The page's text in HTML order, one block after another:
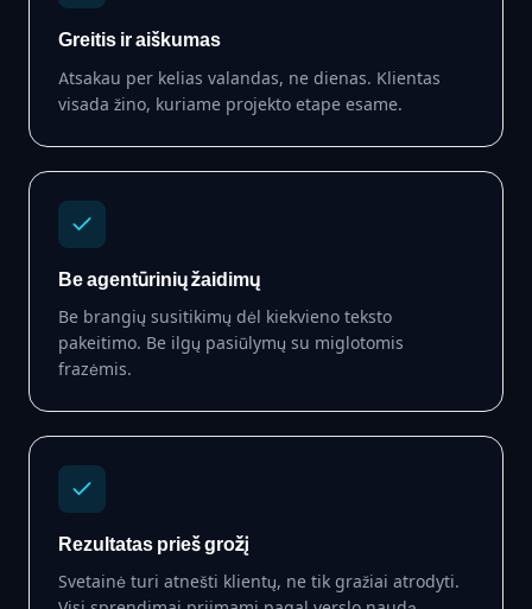
Greitis ir aiškumas
Atsakau per kelias valandas, ne dienas. Klientas
visada žino, kuriame projekto etape esame.
Be agentūrinių žaidimų
Be brangių susitikimų dėl kiekvieno teksto
pakeitimo. Be ilgų pasiūlymų su miglotomis
frazėmis.
Rezultatas prieš grožį
Svetainė turi atnešti klientų, ne tik gražiai atrodyti.